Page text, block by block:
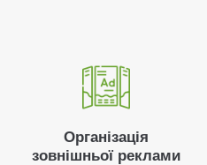
Організація
зовнішньої реклами